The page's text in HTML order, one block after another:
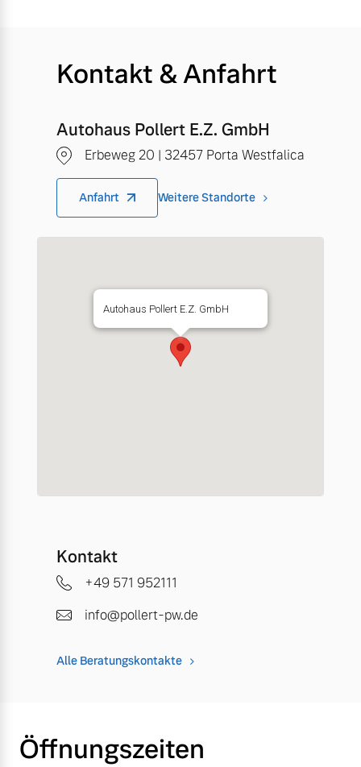
Kontakt & Anfahrt
Autohaus Pollert E.Z. GmbH
Erbeweg 20 | 32457 Porta Westfalica
Anfahrt Weitere Standorte
Autohaus Pollert E.Z. GmbH
Kontakt
+49 571 952111
info@pollert-pw.de
Alle Beratungskontakte
Öffnungszeiten